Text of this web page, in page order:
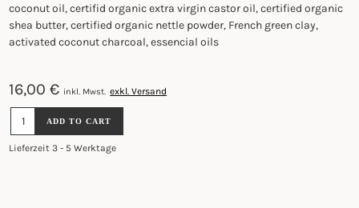
16,00€ inkl. Mwst. exkl. Versand
Lieferzeit 3 - 5 Werktage
BOLZANO
110G
ADD TO CART
coconut oil, certifid organic extra virgin castor oil, certified organic
shea butter, certified organic nettle powder, French green clay,
activated coconut charcoal, essencial oils